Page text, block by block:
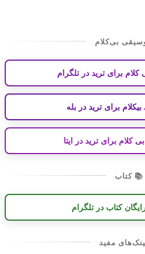
بی‌کلام
برای ترید در تلگرام
برای ترید در بله
کلام برای ترید در ایتا
📚 کتاب
کتاب در تلگرام
مفید